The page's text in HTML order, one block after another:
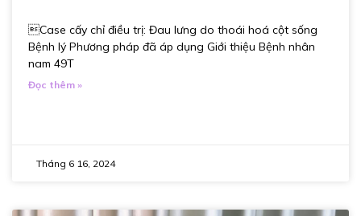
Case cấy chỉ điều trị: Đau lưng do thoái hoá cột sống
Bệnh lý Phương pháp đã áp dụng Giới thiệu Bệnh nhân
nam 49T
Đọc thêm »
Tháng 6 16, 2024